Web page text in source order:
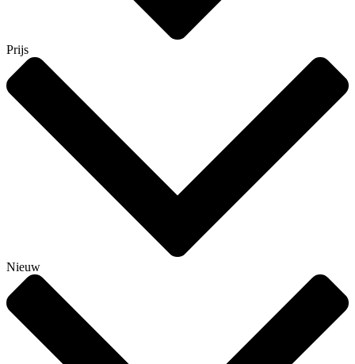
Prijs
Nieuw